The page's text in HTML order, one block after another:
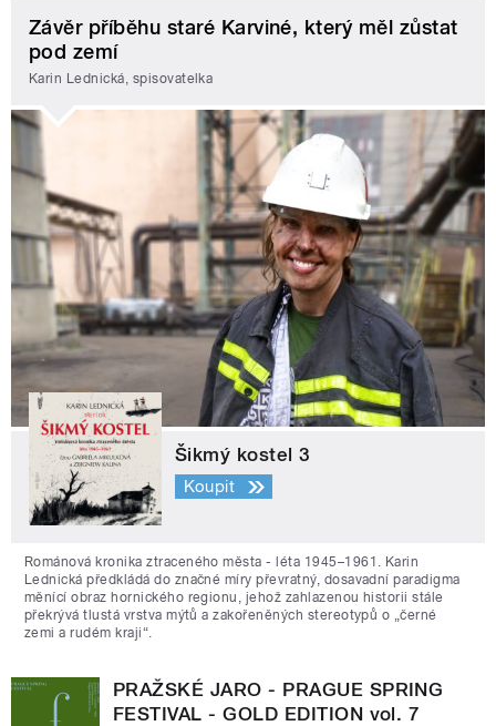
Závěr příběhu staré Karviné, který měl zůstat
pod zemí
Karin Lednická, spisovatelka
Šikmý kostel 3
Koupit
Románová kronika ztraceného města - léta 1945–1961. Karin
Lednická předkládá do značné míry převratný, dosavadní paradigma
měnící obraz hornického regionu, jehož zahlazenou historii stále
překrývá tlustá vrstva mýtů a zakořeněných stereotypů o „černé
zemi a rudém kraji“.
PRAŽSKÉ JARO - PRAGUE SPRING
FESTIVAL - GOLD EDITION vol. 7